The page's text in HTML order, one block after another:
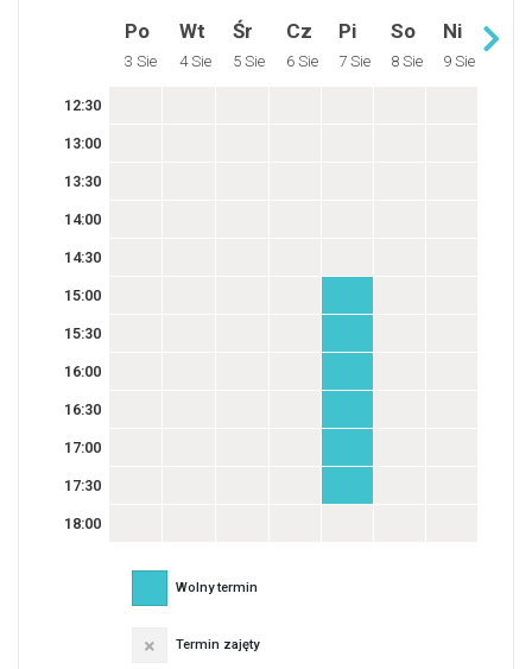
Po
3 Sie
Wt
4 Sie
Śr
5 Sie
Cz
6 Sie
Pi
7 Sie
So
8 Sie
Ni
9 Sie
12:30
13:00
13:30
14:00
14:30
15:00
15:30
16:00
16:30
17:00
17:30
18:00
Wolny termin
Termin zajęty